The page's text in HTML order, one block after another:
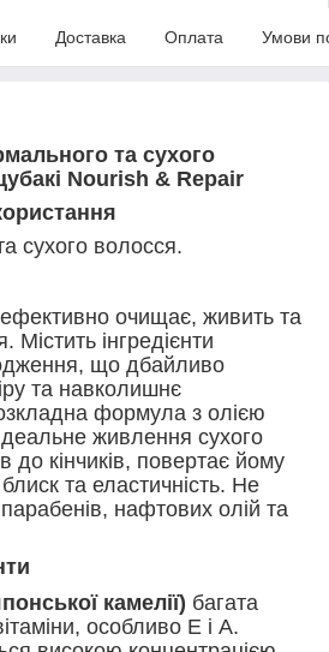
Доставка Оплата Умови
та сухого
Nourish & Repair
сухого волосся.
очищає, живить та
інгредієнти
що дбайливо
та навколишнє
формула з олією
живлення сухого
до кінчиків, повертає йому
та еластичність. Не
парабенів, нафтових олій та
камелії) багата
особливо Е і А.